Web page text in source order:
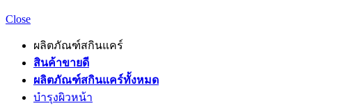
Close
ผลิตภัณฑ์สกินแคร์
สินค้าขายดี
ผลิตภัณฑ์สกินแคร์ทั้งหมด
บำรุงผิวหน้า